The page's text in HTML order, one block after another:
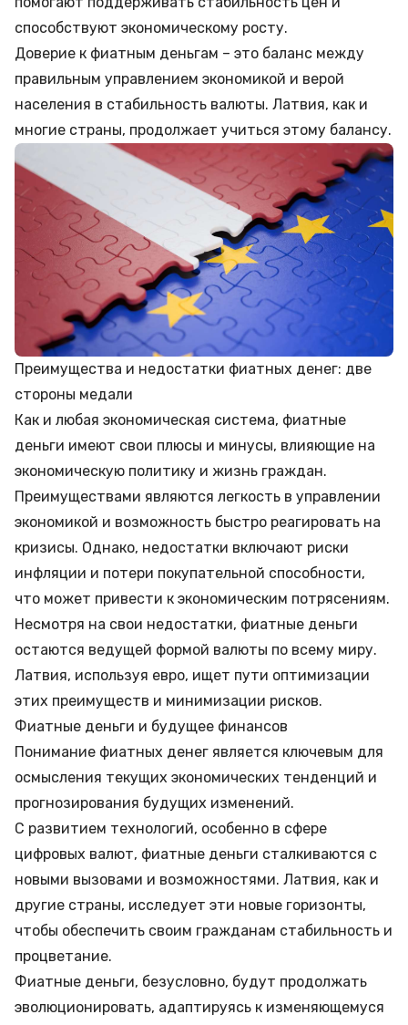
способствуют экономическому росту.
Доверие к фиатным деньгам – это баланс между
правильным управлением экономикой и верой
населения в стабильность валюты. Латвия, как и
многие страны, продолжает учиться этому балансу.
Преимущества и недостатки фиатных денег: две
стороны медали
Как и любая экономическая система, фиатные
деньги имеют свои плюсы и минусы, влияющие на
экономическую политику и жизнь граждан.
Преимуществами являются легкость в управлении
экономикой и возможность быстро реагировать на
кризисы. Однако, недостатки включают риски
инфляции и потери покупательной способности,
что может привести к экономическим потрясениям.
Несмотря на свои недостатки, фиатные деньги
остаются ведущей формой валюты по всему миру.
Латвия, используя евро, ищет пути оптимизации
этих преимуществ и минимизации рисков.
Фиатные деньги и будущее финансов
Понимание фиатных денег является ключевым для
осмысления текущих экономических тенденций и
прогнозирования будущих изменений.
С развитием технологий, особенно в сфере
цифровых валют, фиатные деньги сталкиваются с
новыми вызовами и возможностями. Латвия, как и
другие страны, исследует эти новые горизонты,
чтобы обеспечить своим гражданам стабильность и
процветание.
Фиатные деньги, безусловно, будут продолжать
эволюционировать, адаптируясь к изменяющемуся